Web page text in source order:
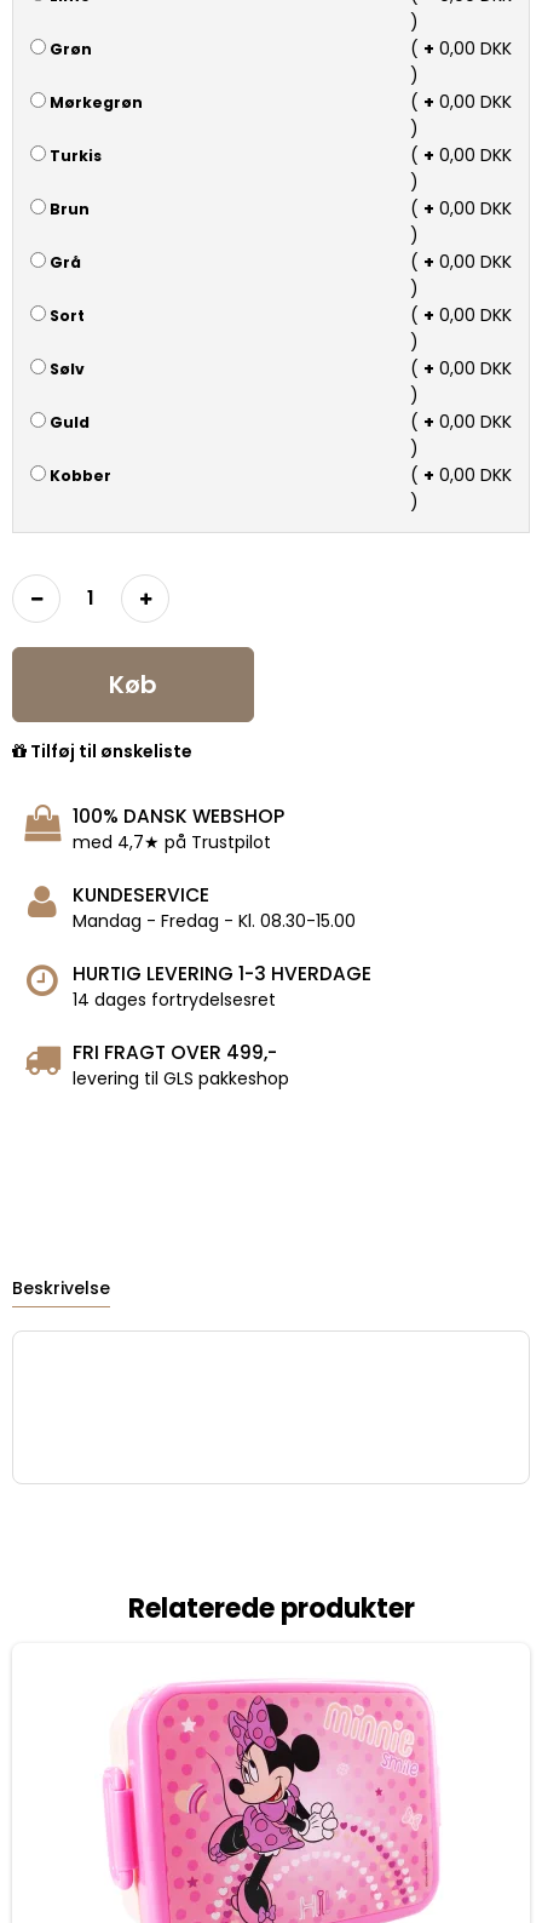
)
Grøn ( + 0,00 DKK
)
Mørkegrøn ( + 0,00 DKK
)
Turkis ( + 0,00 DKK
)
Brun ( + 0,00 DKK
)
Grå ( + 0,00 DKK
)
Sort ( + 0,00 DKK
)
Sølv ( + 0,00 DKK
)
Guld ( + 0,00 DKK
)
Kobber ( + 0,00 DKK
)
Køb
Tilføj til ønskeliste
FRI FRAGT OVER 499,-
levering til GLS pakkeshop
HURTIG LEVERING 1-3 HVERDAGE
14 dages fortrydelsesret
KUNDESERVICE
Mandag - Fredag - Kl. 08.30-15.00
100% DANSK WEBSHOP
med 4,7★ på Trustpilot
Beskrivelse
Relaterede produkter